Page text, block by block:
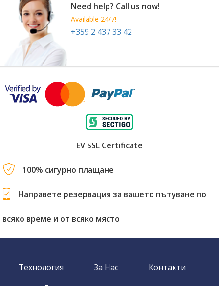
Need help? Call us now!
Available 24/7!
+359 2 437 33 42
EV SSL Certificate
100% сигурно плащане
Направете резервация за вашето пътуване по
всяко време и от всяко място
Технология За Нас
Контакти